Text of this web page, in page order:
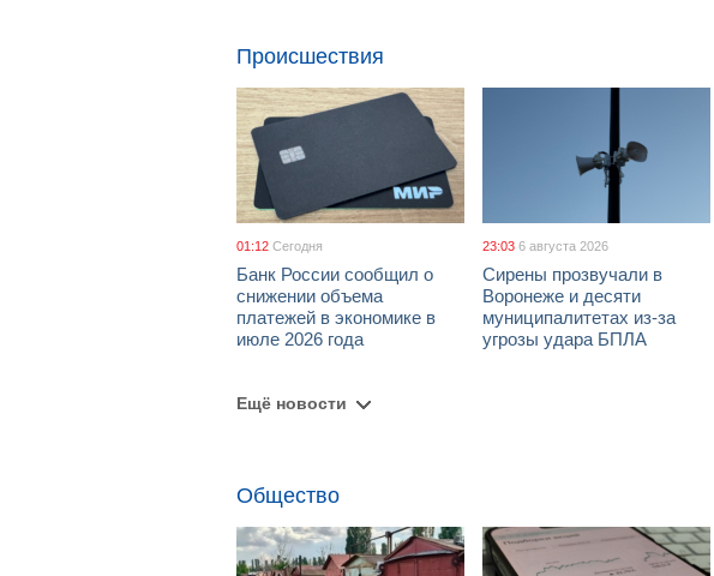
Происшествия
01:12 Сегодня
Банк России сообщил о
снижении объема
платежей в экономике в
июле 2026 года
23:03 6 августа 2026
Сирены прозвучали в
Воронеже и десяти
муниципалитетах из-за
угрозы удара БПЛА
Ещё новости
Общество